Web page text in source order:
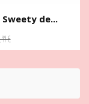
Sweety de...
€